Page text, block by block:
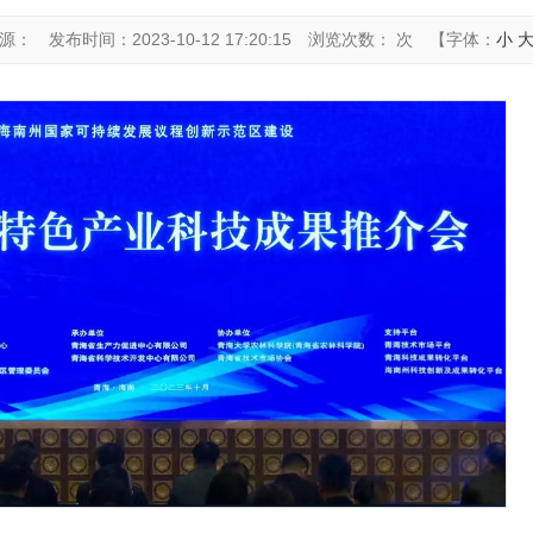
： 发布时间：2023-10-12 17:20:15 浏览次数： 次 【字体： 小 大